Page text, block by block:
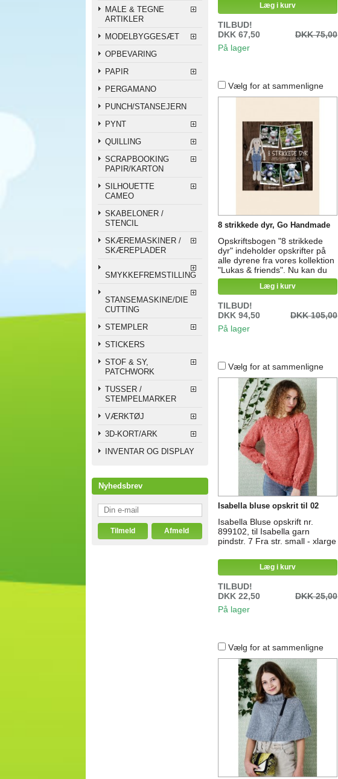
MALE & TEGNE
ARTIKLER
MODELBYGGESÆT
OPBEVARING
PAPIR
PERGAMANO
PUNCH/STANSEJERN
PYNT
QUILLING
SCRAPBOOKING
PAPIR/KARTON
SILHOUETTE
CAMEO
SKABELONER /
STENCIL
SKÆREMASKINER /
SKÆREPLADER
SMYKKEFREMSTILLING
STANSEMASKINE/DIE
CUTTING
STEMPLER
STICKERS
STOF & SY,
PATCHWORK
TUSSER /
STEMPELMARKER
VÆRKTØJ
3D-KORT/ARK
INVENTAR OG DISPLAY
Nyhedsbrev
Læg i kurv
TILBUD!
DKK 67,50
DKK 75,00
På lager
Vælg for at sammenligne
8 strikkede dyr, Go Handmade
Opskriftsbogen "8 strikkede
dyr" indeholder opskrifter på
alle dyrene fra vores kollektion
"Lukas & friends". Nu kan du
strikke de unikke dyr med
samtlige opskrifter fra
og selv vælge garn og farver,
som du syntes dyrene skal
have. Med bogen får du
Læg i kurv
TILBUD!
DKK 94,50
DKK 105,00
På lager
Vælg for at sammenligne
Isabella bluse opskrit til 02
Isabella Bluse opskrift nr.
899102, til Isabella garn
pindstr. 7 Fra str. small - xlarge
Læg i kurv
TILBUD!
DKK 22,50
DKK 25,00
På lager
Vælg for at sammenligne